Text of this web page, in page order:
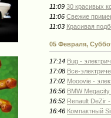
11:09 30 красивых
11:06 Свежие
11:03 Красивая
05 Февраля,
17:14 Bug -
17:08 Все-
17:02 Mooovie -
16:56 BMW
16:52 Renault DeZir
16:46 Компактный